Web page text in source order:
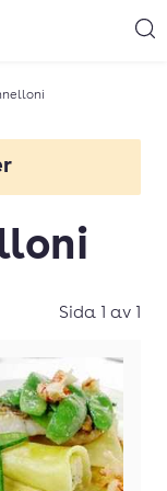
Sida 1 av 1